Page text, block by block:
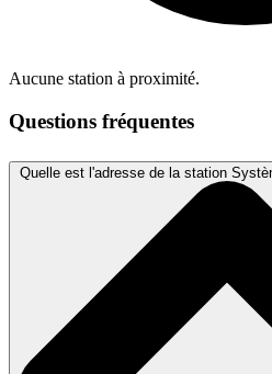
Aucune station à proximité.
Questions fréquentes
Quelle est l'adresse de la station